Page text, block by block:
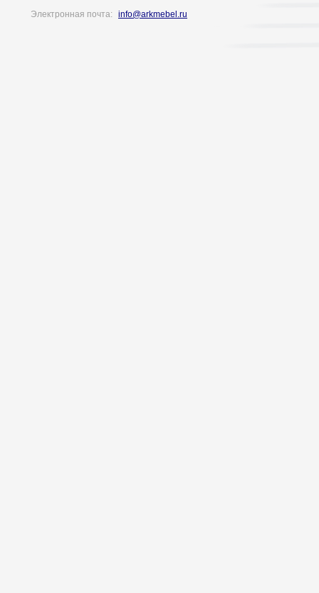
Электронная почта: info@arkmebel.ru